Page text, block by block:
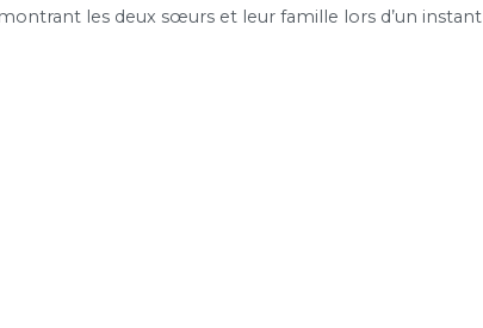
les deux sœurs et leur famille lors d’un instant